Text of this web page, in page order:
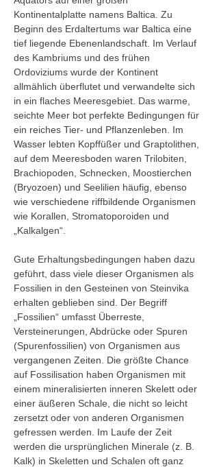
Kontinentalplatte namens Baltica. Zu
Beginn des Erdaltertums war Baltica eine
tief liegende Ebenenlandschaft. Im Verlauf
des Kambriums und des frühen
Ordoviziums wurde der Kontinent
allmählich überflutet und verwandelte sich
in ein flaches Meeresgebiet. Das warme,
seichte Meer bot perfekte Bedingungen für
ein reiches Tier- und Pflanzenleben. Im
Wasser lebten Kopffüßer und Graptolithen,
auf dem Meeresboden waren Trilobiten,
Brachiopoden, Schnecken, Moostierchen
(Bryozoen) und Seelilien häufig, ebenso
wie verschiedene riffbildende Organismen
wie Korallen, Stromatoporoiden und
„Kalkalgen“.
Gute Erhaltungsbedingungen haben dazu
geführt, dass viele dieser Organismen als
Fossilien in den Gesteinen von Steinvika
erhalten geblieben sind. Der Begriff
„Fossilien“ umfasst Überreste,
Versteinerungen, Abdrücke oder Spuren
(Spurenfossilien) von Organismen aus
vergangenen Zeiten. Die größte Chance
auf Fossilisation haben Organismen mit
einem mineralisierten inneren Skelett oder
einer äußeren Schale, die nicht so leicht
zersetzt oder von anderen Organismen
gefressen werden. Im Laufe der Zeit
werden die ursprünglichen Minerale (z. B.
Kalk) in Skeletten und Schalen oft ganz